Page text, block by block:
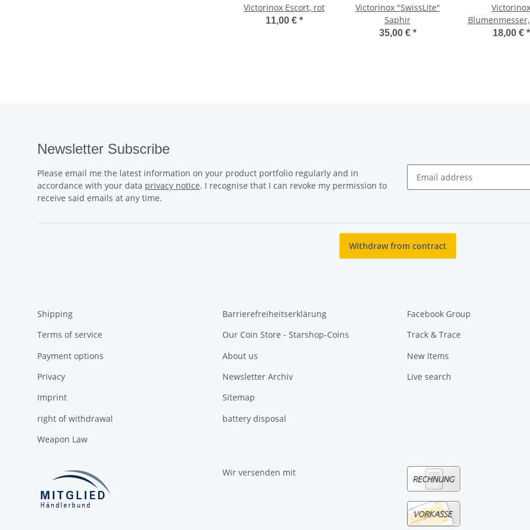
Victorinox Escort, rot
11,00 € *
Victorinox "SwissLite"
Saphir
35,00 € *
Victorinox
rot , 55mm
18,00 € *
Newsletter Subscribe
Please email me the latest information on your product portfolio regularly and in
accordance with your data privacy notice. I recognise that I can revoke my permission to
receive said emails at any time.
Withdraw from contract
Shipping
Terms of service
Payment options
Privacy
Imprint
right of withdrawal
Weapon Law
Barrierefreiheitserklärung
Our Coin Store - Starshop-Coins
About us
Newsletter Archiv
Sitemap
battery disposal
Facebook Group
Track & Trace
New Items
Live search
Wir versenden mit